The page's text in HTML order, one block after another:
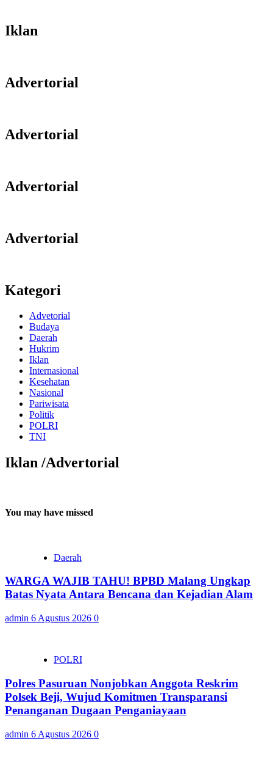
Iklan
Advertorial
Advertorial
Advertorial
Advertorial
Kategori
Advetorial
Budaya
Daerah
Hukrim
Iklan
Internasional
Kesehatan
Nasional
Pariwisata
Politik
POLRI
TNI
Iklan /Advertorial
You may have missed
Daerah
WARGA WAJIB TAHU! BPBD Malang Ungkap
Batas Nyata Antara Bencana dan Kejadian Alam
admin 6 Agustus 2026 0
POLRI
Polres Pasuruan Nonjobkan Anggota Reskrim
Polsek Beji, Wujud Komitmen Transparansi
Penanganan Dugaan Penganiayaan
admin 6 Agustus 2026 0